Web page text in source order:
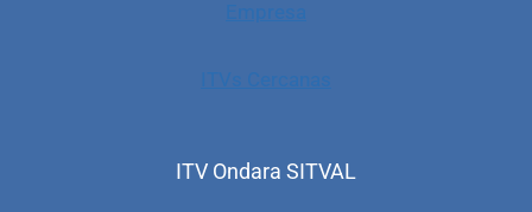
ITV Ondara SITVAL